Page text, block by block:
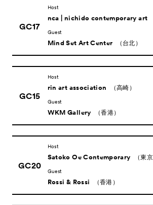
GC17
Host
nca | nichido contemporary art
Guest
Mind Set Art Center （台北）
GC15
Host
rin art association （高崎）
Guest
WKM Gallery （香港）
GC20
Host
Satoko Oe Contemporary （東京
Guest
Rossi & Rossi （香港）